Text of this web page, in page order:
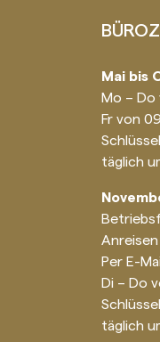
Mai bis
Mo – Do
Fr von
täglich
Per E-
Di – Do
täglich